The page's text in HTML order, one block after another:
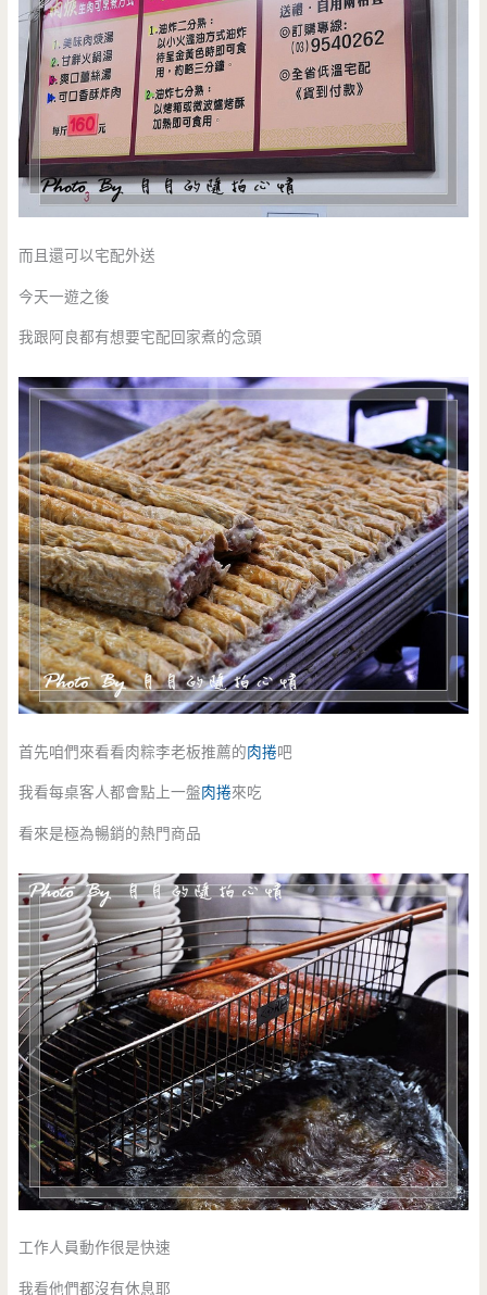
而且還可以宅配外送
今天一遊之後
我跟阿良都有想要宅配回家煮的念頭
首先咱們來看看肉粽李老板推薦的肉捲吧
我看每桌客人都會點上一盤肉捲來吃
看來是極為暢銷的熱門商品
工作人員動作很是快速
我看他們都沒有休息耶